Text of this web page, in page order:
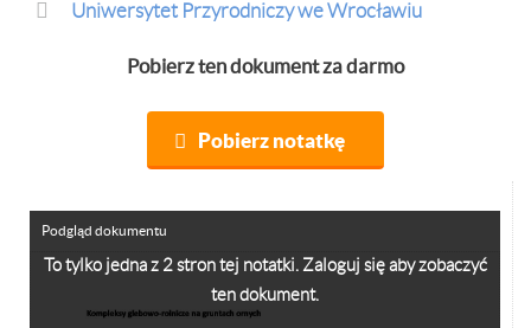
Uniwersytet Przyrodniczy we Wrocławiu
Pobierz ten dokument za darmo
Pobierz notatkę
To tylko jedna z 2 stron tej notatki. Zaloguj się aby zobaczyć
ten dokument.
Podgląd dokumentu